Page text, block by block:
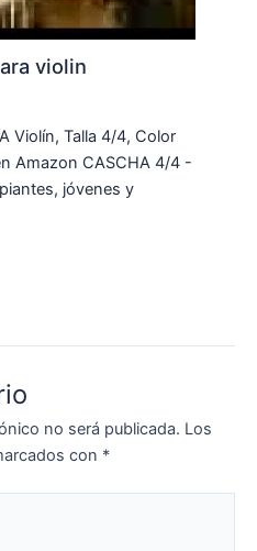
violin
Violín, Talla 4/4, Color
Amazon CASCHA 4/4 -
jóvenes y
no será publicada. Los
con *